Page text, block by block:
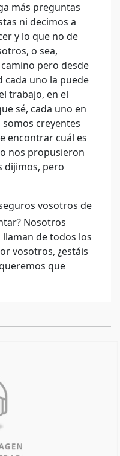
más preguntas
ni decimos a
y lo que no de
o sea,
pero desde
cada uno la puede
trabajo, en el
sé, cada uno en
creyentes
encontrar cuál es
nos propusieron
dijimos, pero
vosotros de
Nosotros
de todos los
vosotros, ¿estáis
que